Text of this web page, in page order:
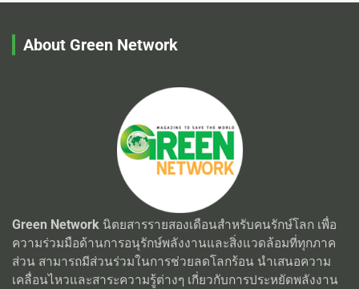
About Green Network
Green Network นิตยสารรายสองเดือนสำหรับคนรักษ์โลก เพื่อ
ความร่วมมือด้านการอนุรักษ์พลังงานและสิ่งแวดล้อมที่ทุกภาค
ส่วน สามารถมีส่วนร่วมในการช่วยลดโลกร้อน นำเสนอความ
เคลื่อนไหวและสาระความรู้ต่างๆ เกี่ยวกับการประหยัดพลังงาน